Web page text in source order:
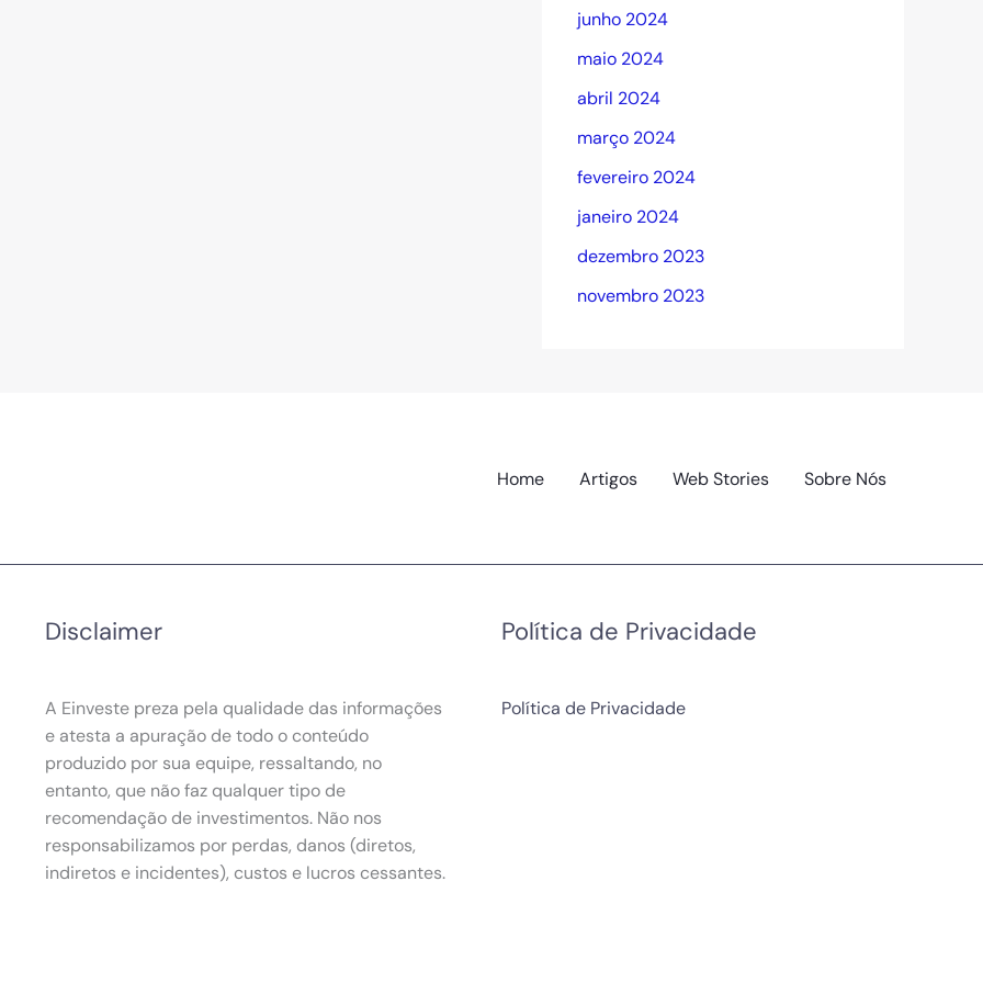
junho 2024
maio 2024
abril 2024
março 2024
fevereiro 2024
janeiro 2024
dezembro 2023
novembro 2023
Home Artigos Web Stories Sobre Nós
Disclaimer
A Einveste preza pela qualidade das informações
e atesta a apuração de todo o conteúdo
produzido por sua equipe, ressaltando, no
entanto, que não faz qualquer tipo de
recomendação de investimentos. Não nos
responsabilizamos por perdas, danos (diretos,
indiretos e incidentes), custos e lucros cessantes.
Política de Privacidade
Política de Privacidade